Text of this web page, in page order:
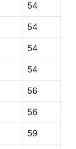
54
54
54
54
56
56
59